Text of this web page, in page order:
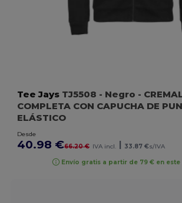
Tee Jays TJ5508 - Negro -
COMPLETA CON CAPUCHA DE
ELÁSTICO
Desde
40.98 €66.20 € IVA incl. 33.87 €s/IVA
Envío gratis a partir de 79 € en este